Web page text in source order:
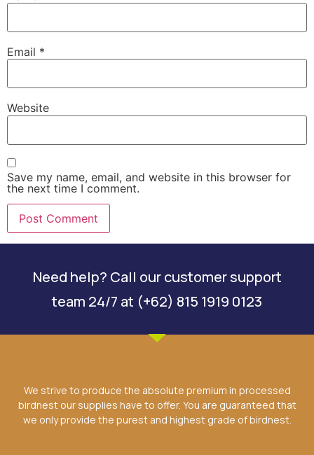
Email *
Website
Save my name, email, and website in this browser for
the next time I comment.
Need help? Call our customer support
team 24/7 at (+62) 815 1919 0123
We strive to produce the absolute premium in processed
birdnest our supplies have to offer. You are guaranteed that
we only provide the purest and highest grade of birdnest.